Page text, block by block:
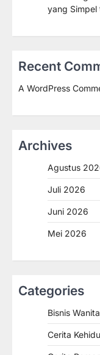
yang Simpel
Recent
A WordPress
Archives
Agustus
Juli 2026
Juni 2026
Mei 2026
Categories
Bisnis Wanita
Cerita